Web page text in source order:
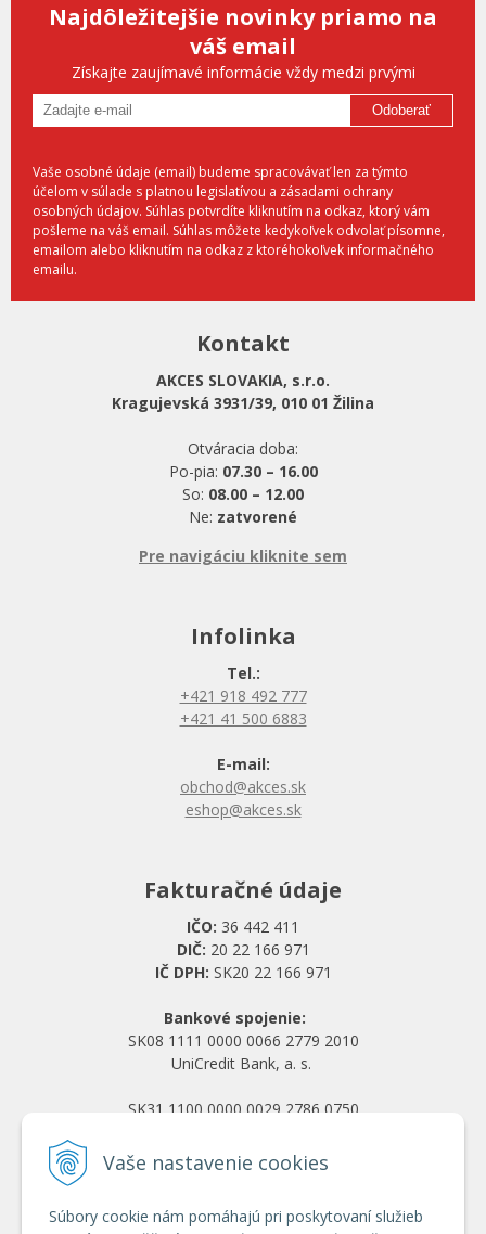
Vaše nastavenie cookies
Súbory cookie nám pomáhajú pri poskytovaní služieb
Najdôležitejšie novinky priamo na
váš email
Získajte zaujímavé informácie vždy medzi prvými
Odoberať
Vaše osobné údaje (email) budeme spracovávať len za týmto
účelom v súlade s platnou legislatívou a zásadami ochrany
osobných údajov. Súhlas potvrdíte kliknutím na odkaz, ktorý vám
pošleme na váš email. Súhlas môžete kedykoľvek odvolať písomne,
emailom alebo kliknutím na odkaz z ktoréhokoľvek informačného
emailu.
Kontakt
AKCES SLOVAKIA, s.r.o.
Kragujevská 3931/39, 010 01 Žilina
Otváracia doba:
Po-pia: 07.30 – 16.00
So: 08.00 – 12.00
Ne: zatvorené
Pre navigáciu kliknite sem
Infolinka
Tel.:
+421 918 492 777
+421 41 500 6883
E-mail:
obchod@akces.sk
eshop@akces.sk
Fakturačné údaje
IČO: 36 442 411
DIČ: 20 22 166 971
IČ DPH: SK20 22 166 971
Bankové spojenie:
SK08 1111 0000 0066 2779 2010
UniCredit Bank, a. s.
SK31 1100 0000 0029 2786 0750